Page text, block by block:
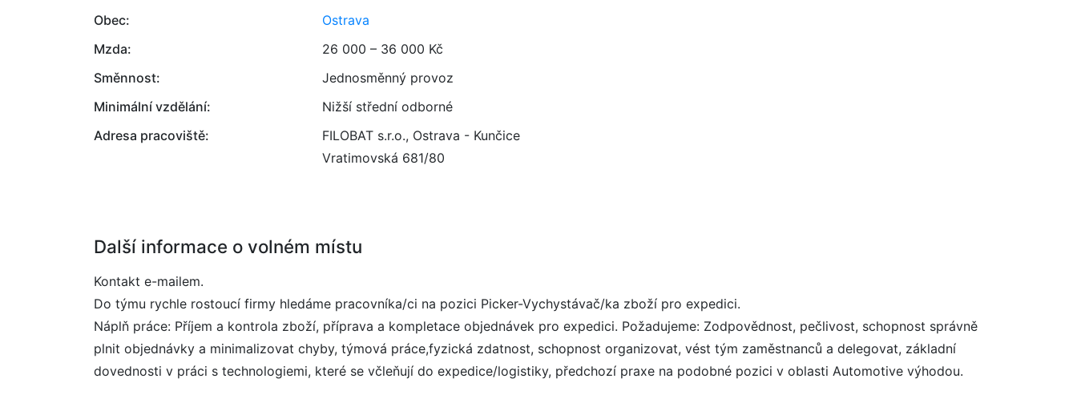
Obec:
Ostrava
Mzda:
26 000 – 36 000 Kč
Směnnost:
Jednosměnný provoz
Minimální vzdělání:
Nižší střední odborné
Adresa pracoviště:
FILOBAT s.r.o., Ostrava - Kunčice
Vratimovská 681/80
Další informace o volném místu
Kontakt e-mailem.
Do týmu rychle rostoucí firmy hledáme pracovníka/ci na pozici Picker-Vychystávač/ka zboží pro expedici.
Náplň práce: Příjem a kontrola zboží, příprava a kompletace objednávek pro expedici. Požadujeme: Zodpovědnost, pečlivost, schopnost správně
plnit objednávky a minimalizovat chyby, týmová práce,fyzická zdatnost, schopnost organizovat, vést tým zaměstnanců a delegovat, základní
dovednosti v práci s technologiemi, které se včleňují do expedice/logistiky, předchozí praxe na podobné pozici v oblasti Automotive výhodou.